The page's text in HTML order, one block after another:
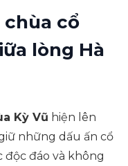
chùa cổ
lòng Hà
Kỳ Vũ hiện lên
những dấu ấn cổ
độc đáo và không